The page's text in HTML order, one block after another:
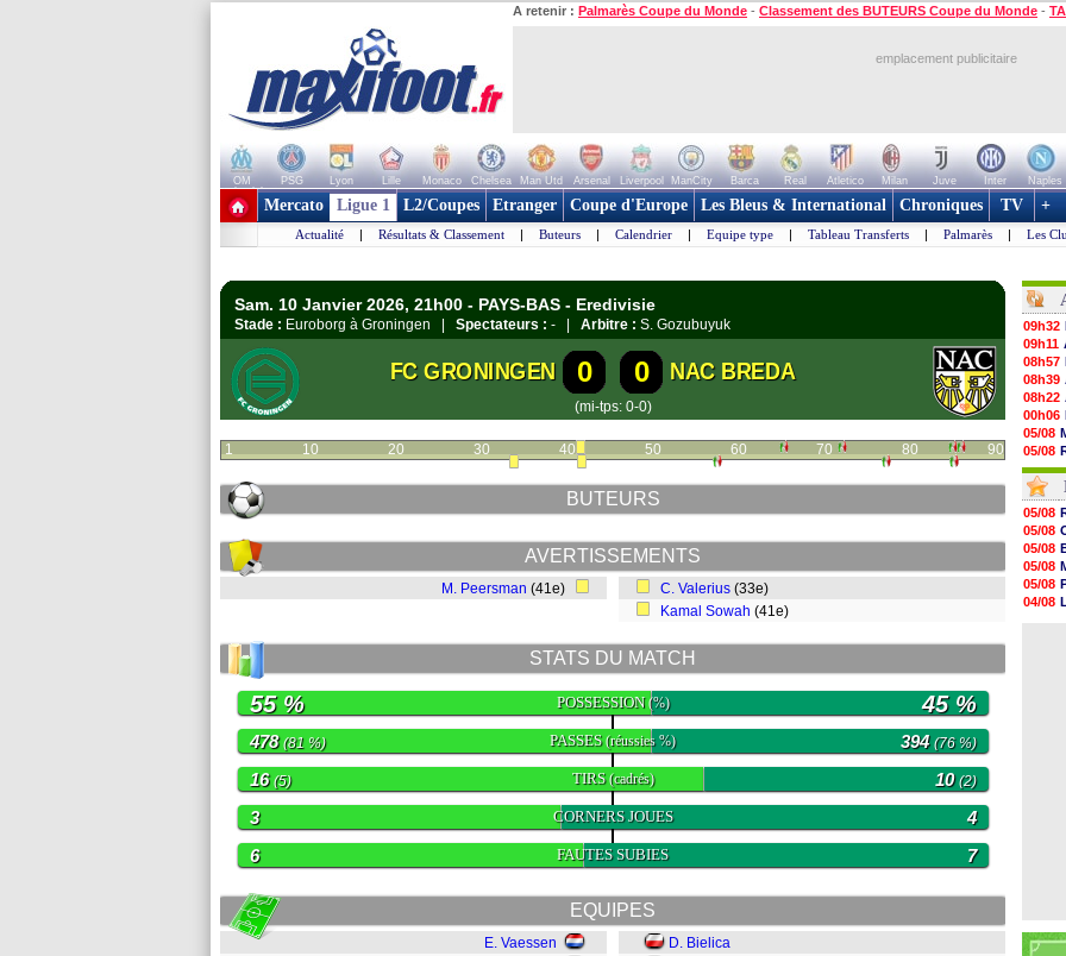
A retenir : Palmarès Coupe du Monde - Classement des BUTEURS Coupe du Monde -
emplacement publicitaire
OM PSG Lyon Lille Monaco Chelsea Man Utd Arsenal Liverpool ManCity Barca Real Atletico Milan Juve Inter Naples
+ de clubs
Mercato Ligue 1 L2/Coupes Etranger Coupe d'Europe Les Bleus & International Chroniques TV +
Actualité | Résultats & Classement | Buteurs | Calendrier | Equipe type | Tableau Transferts | Palmarès | Les
Sam. 10 Janvier 2026, 21h00 - PAYS-BAS - Eredivisie
Stade : Euroborg à Groningen | Spectateurs : - | Arbitre : S. Gozubuyuk
FC GRONINGEN 0 0 NAC BREDA
(mi-tps: 0-0)
1 10 20 30 40 50 60 70 80 90
BUTEURS
AVERTISSEMENTS
M. Peersman (41e) C. Valerius (33e)
Kamal Sowah (41e)
STATS DU MATCH
POSSESSION(%)
55 % 45 %
PASSES(réussies %)
478(81 %) 394 (76 %)
TIRS(cadrés)
16(5) 10(2)
CORNERS JOUES
3 4
FAUTES SUBIES
6 7
EQUIPES
E. Vaessen
D. Bielica
09h32
09h11
08h57
08h39
08h22
00h06
05/08
05/08
05/08
05/08
05/08
05/08
05/08
05/08
05/08
05/08
05/08
05/08
05/08
05/08
05/08
05/08
04/08